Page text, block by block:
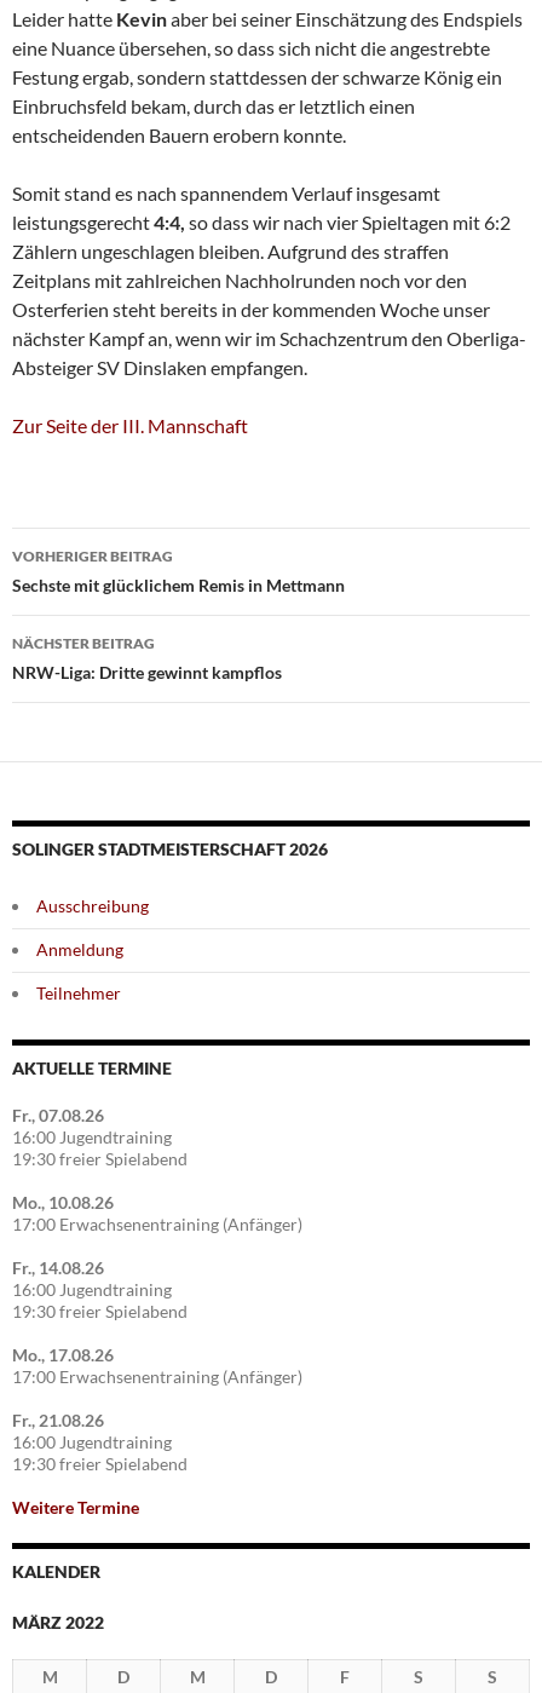
Leider hatte Kevinaber bei seiner Einschätzung des Endspiels
eine Nuance übersehen, so dass sich nicht die angestrebte
Festung ergab, sondern stattdessen der schwarze König ein
Einbruchsfeld bekam, durch das er letztlich einen
entscheidenden Bauern erobern konnte.
Somit stand es nach spannendem Verlauf insgesamt
leistungsgerecht4:4, so dass wir nach vier Spieltagen mit 6:2
Zählern ungeschlagen bleiben. Aufgrund des straffen
Zeitplans mit zahlreichen Nachholrunden noch vor den
Osterferien steht bereits in der kommenden Woche unser
nächster Kampf an, wenn wir im Schachzentrum den Oberliga-
Absteiger SV Dinslaken empfangen.
Zur Seite der III. Mannschaft
Beitragsnavigation
VORHERIGER BEITRAG
Sechste mit glücklichem Remis in Mettmann
NÄCHSTER BEITRAG
NRW-Liga: Dritte gewinnt kampflos
SOLINGER STADTMEISTERSCHAFT 2026
Ausschreibung
Anmeldung
Teilnehmer
AKTUELLE TERMINE
Fr., 07.08.26
16:00 Jugendtraining
19:30 freier Spielabend
Mo., 10.08.26
17:00 Erwachsenentraining (Anfänger)
Fr., 14.08.26
16:00 Jugendtraining
19:30 freier Spielabend
Mo., 17.08.26
17:00 Erwachsenentraining (Anfänger)
Fr., 21.08.26
16:00 Jugendtraining
19:30 freier Spielabend
Weitere Termine
KALENDER
MÄRZ 2022
M D M D F S
S